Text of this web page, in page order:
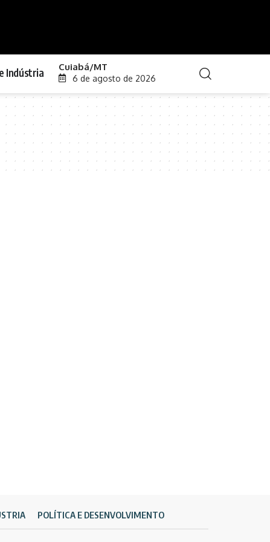
Indústria Cuiabá/MT
6 de agosto de 2026
POLÍTICA E DESENVOLVIMENTO